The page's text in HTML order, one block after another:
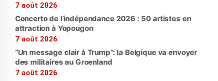
7 août 2026
Concerto de l’indépendance 2026 : 50 artistes en
attraction à Yopougon
7 août 2026
“Un message clair à Trump”: la Belgique va envoyer
des militaires au Groenland
7 août 2026